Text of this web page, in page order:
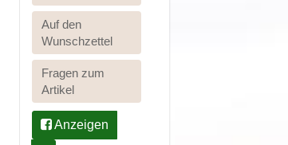
Auf den
Wunschzettel
Fragen zum
Artikel
Anzeigen